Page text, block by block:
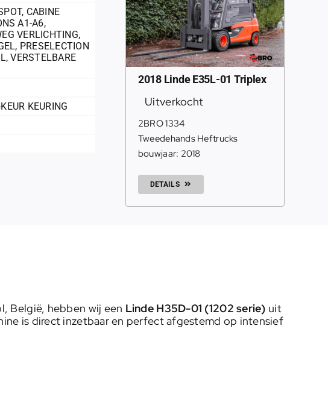
, CABINE
A1-A6,
VERLICHTING,
, PRESELECTION
,VERSTELBARE
KEURING
2018 Linde E35L-01 Triplex
Uitverkocht
2BRO 1334
Tweedehands Heftrucks
bouwjaar: 2018
DETAILS
België, hebben wij een Linde H35D-01 (1202 serie) uit
is direct inzetbaar en perfect afgestemd op intensief